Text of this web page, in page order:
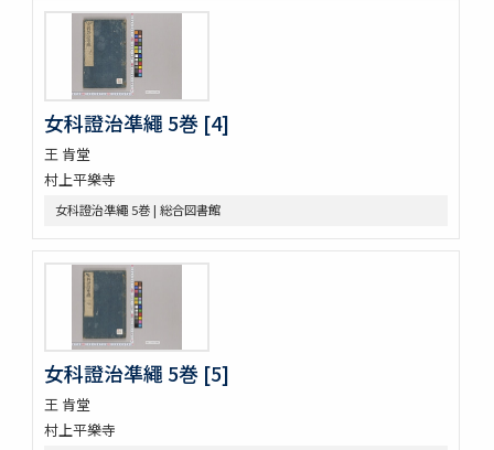
周憲王救荒本草 14巻
本草綱目序註
本艸序例
順抄伊呂波寄
新添脩治纂要 5巻
本草和名抜書
本草和名字類
本草綱目譯説 52巻(存4巻)
本草
太平和劑圖經本草藥性緫論
蘭法口傳明細書
醫史 10巻
日記
日記
醫藏目録 1巻疹子心法1巻
鶚軒文庫藏書目録 : 醫書部
牛渚漫録續
女科證治凖繩 5巻 [4]
王 肯堂
村上平樂寺
女科證治凖繩 5巻 | 総合図書館
女科證治凖繩 5巻 [5]
王 肯堂
村上平樂寺